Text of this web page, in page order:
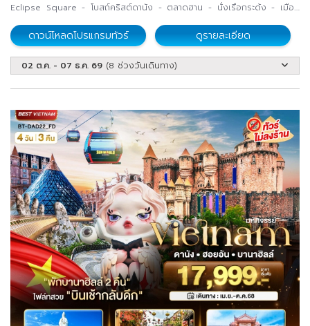
Eclipse Square - โบสถ์คริสต์ดานัง - ตลาดฮาน - นั่งเรือกระด้ง - เมือง
ดาวน์โหลดโปรแกรมทัวร์ ดูรายละเอียด
02 ต.ค. - 07 ธ.ค. 69 (8 ช่วงวันเดินทาง)